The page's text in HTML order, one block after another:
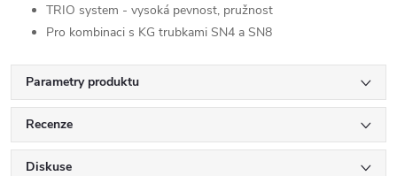
TRIO system - vysoká pevnost, pružnost
Pro kombinaci s KG trubkami SN4 a SN8
Parametry produktu
Recenze
Diskuse